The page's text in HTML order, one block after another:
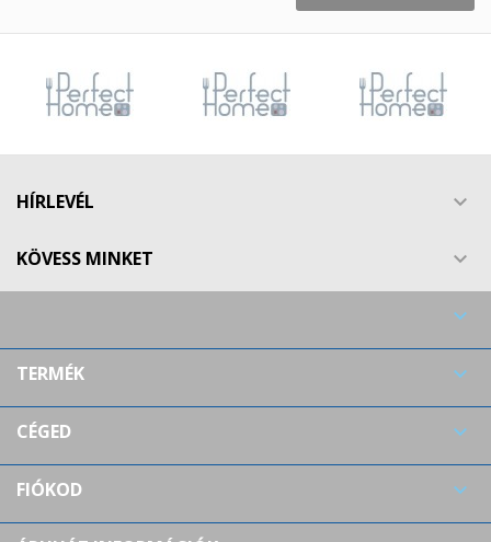
HÍRLEVÉL 
KÖVESS MINKET 

TERMÉK 
CÉGED 
FIÓKOD 